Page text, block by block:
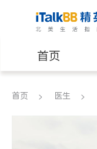
首页
医生
首页 医生